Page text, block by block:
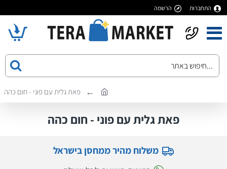
התחברות הרשמה
פאת גלית עם פוני - חום כהה
פאת גלית עם פוני - חום כהה
משלוח מהיר ממחסן בישראל